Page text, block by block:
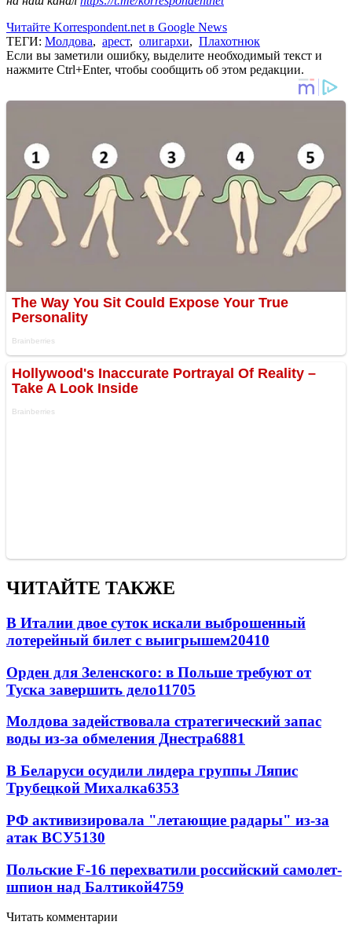
Читайте Korrespondent.net в Google News
ТЕГИ: Молдова, арест, олигархи, Плахотнюк
Если вы заметили ошибку, выделите необходимый текст и
нажмите Ctrl+Enter, чтобы сообщить об этом редакции.
ЧИТАЙТЕ ТАКЖЕ
В Италии двое суток искали выброшенный
лотерейный билет с выигрышем20410
Орден для Зеленского: в Польше требуют от
Туска завершить дело11705
Молдова задействовала стратегический запас
воды из-за обмеления Днестра6881
В Беларуси осудили лидера группы Ляпис
Трубецкой Михалка6353
РФ активизировала "летающие радары" из-за
атак ВСУ5130
Польские F-16 перехватили российский самолет-
шпион над Балтикой4759
Читать комментарии